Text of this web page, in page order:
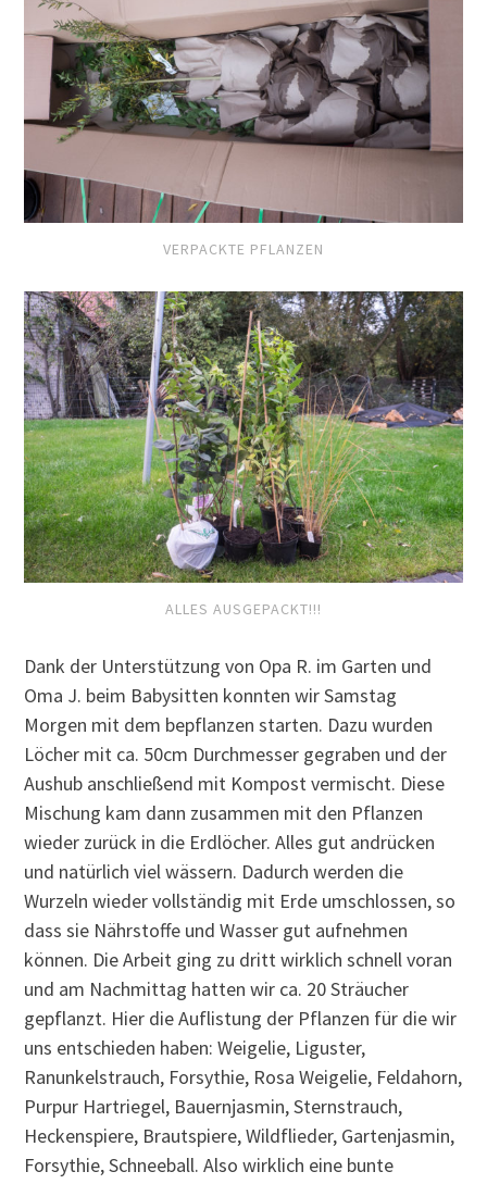
VERPACKTE PFLANZEN
ALLES AUSGEPACKT!!!
Dank der Unterstützung von Opa R. im Garten und
Oma J. beim Babysitten konnten wir Samstag
Morgen mit dem bepflanzen starten. Dazu wurden
Löcher mit ca. 50cm Durchmesser gegraben und der
Aushub anschließend mit Kompost vermischt. Diese
Mischung kam dann zusammen mit den Pflanzen
wieder zurück in die Erdlöcher. Alles gut andrücken
und natürlich viel wässern. Dadurch werden die
Wurzeln wieder vollständig mit Erde umschlossen, so
dass sie Nährstoffe und Wasser gut aufnehmen
können. Die Arbeit ging zu dritt wirklich schnell voran
und am Nachmittag hatten wir ca. 20 Sträucher
gepflanzt. Hier die Auflistung der Pflanzen für die wir
uns entschieden haben: Weigelie, Liguster,
Ranunkelstrauch, Forsythie, Rosa Weigelie, Feldahorn,
Purpur Hartriegel, Bauernjasmin, Sternstrauch,
Heckenspiere, Brautspiere, Wildflieder, Gartenjasmin,
Forsythie, Schneeball. Also wirklich eine bunte